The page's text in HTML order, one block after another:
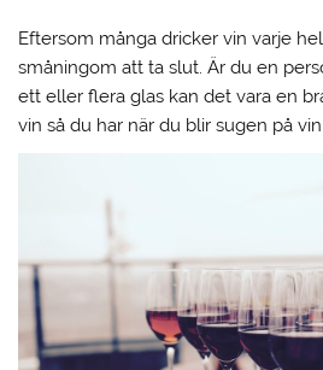
Eftersom många dricker vin varje
småningom att ta slut. Är du en
ett eller flera glas kan det vara en
vin så du har när du blir sugen på